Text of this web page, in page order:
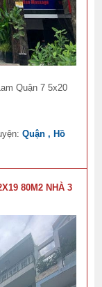
Quận 7 5x20
Quận , Hồ
80M2 NHÀ 3